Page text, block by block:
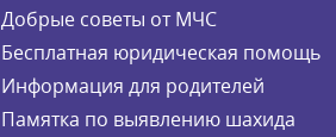
Добрые советы от МЧС
Бесплатная юридическая помощь
Информация для родителей
Памятка по выявлению шахида